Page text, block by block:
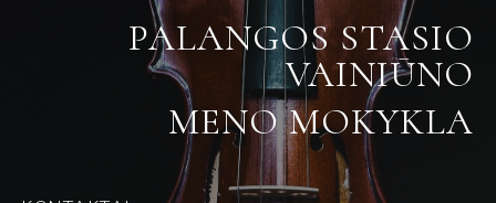
PALANGOS STASIO
VAINIŪNO
MENO MOKYKLA